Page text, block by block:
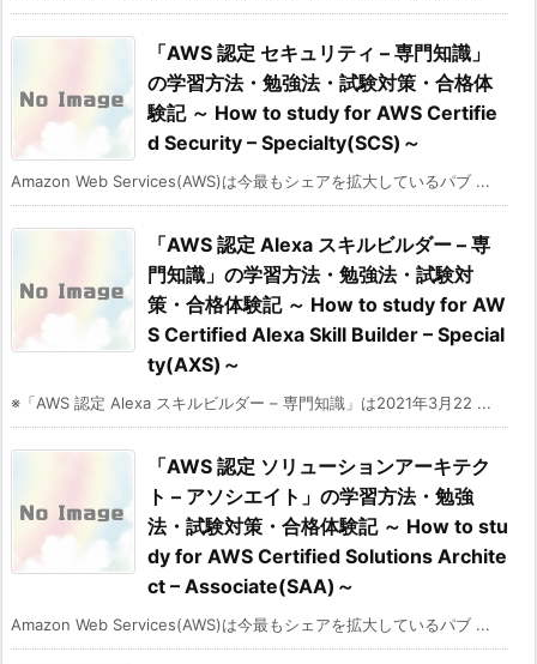
「AWS 認定 セキュリティ – 専門知識」
の学習方法・勉強法・試験対策・合格体
験記 ～ How to study for AWS Certifie
d Security – Specialty(SCS)～
Amazon Web Services(AWS)は今最もシェアを拡大しているパブ ...
「AWS 認定 Alexa スキルビルダー – 専
門知識」の学習方法・勉強法・試験対
策・合格体験記 ～ How to study for AW
S Certified Alexa Skill Builder – Special
ty(AXS)～
※「AWS 認定 Alexa スキルビルダー – 専門知識」は2021年3月22 ...
「AWS 認定 ソリューションアーキテク
ト – アソシエイト」の学習方法・勉強
法・試験対策・合格体験記 ～ How to stu
dy for AWS Certified Solutions Archite
ct – Associate(SAA)～
Amazon Web Services(AWS)は今最もシェアを拡大しているパブ ...